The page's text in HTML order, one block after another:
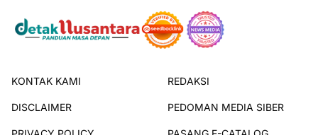
KONTAK KAMI REDAKSI
DISCLAIMER PEDOMAN MEDIA SIBER